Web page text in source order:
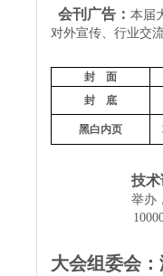
会刊广告： 本届
对外宣传、行业交
封 面
封
底
黑白内页
技术
举办
大会组委会